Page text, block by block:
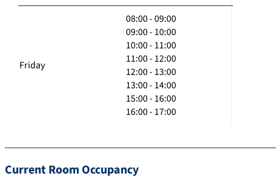
Friday
08:00 - 09:00
09:00 - 10:00
10:00 - 11:00
11:00 - 12:00
12:00 - 13:00
13:00 - 14:00
15:00 - 16:00
16:00 - 17:00
Current Room Occupancy